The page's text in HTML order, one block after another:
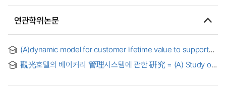
연관학위논문
(A)dynamic model for customer lifetime value to support
personalized marketing management = 개인화된 마케팅
관리를 위한 고객 생애가치의 동적 모델에 관한 연구
觀光호텔의 베이커리 管理시스템에 관한 硏究 = (A) Study on